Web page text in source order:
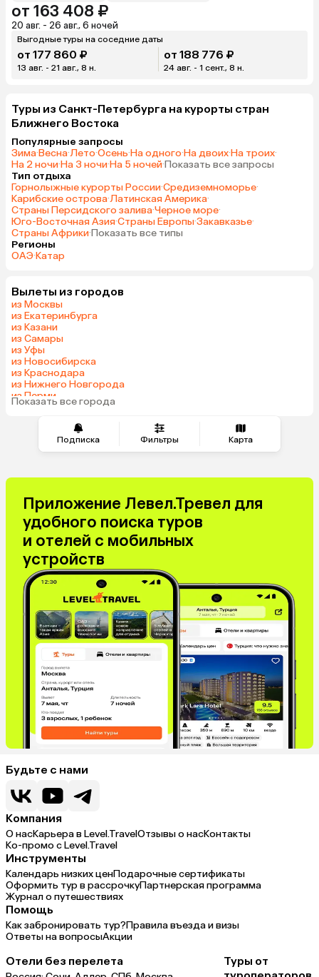
Подписка Фильтры Карта
от 163 408 ₽
20 авг. - 26 авг., 6 ночей
Выгодные туры на соседние даты
от 177 860 ₽
13 авг. - 21 авг., 8 н.
от 188 776 ₽
24 авг. - 1 сент., 8 н.
Туры из Санкт-Петербурга на курорты стран
Ближнего Востока
Популярные запросы
Зима·Весна·Лето·Осень·На одного·На двоих·На троих·
На 2 ночи·На 3 ночи·На 5 ночей·Показать все запросы
Тип отдыха
Горнолыжные курорты России·Средиземноморье·
Карибские острова·Латинская Америка·
Страны Персидского залива·Черное море·
Юго-Восточная Азия·Страны Европы·Закавказье·
Страны Африки·Показать все типы
Регионы
ОАЭ·Катар
Вылеты из городов
из Москвы
из Екатеринбурга
из Казани
из Самары
из Уфы
из Новосибирска
из Краснодара
из Нижнего Новгорода
из Перми
из Сочи
Показать все города
Приложение Левел.Тревел для
удобного поиска туров
и отелей с мобильных
устройств
Будьте с нами
Компания
О насКарьера в Level.TravelОтзывы о насКонтакты
Ко-промо с Level.Travel
Инструменты
Календарь низких ценПодарочные сертификаты
Оформить тур в рассрочкуПартнерская программа
Журнал о путешествиях
Помощь
Как забронировать тур?Правила въезда и визы
Ответы на вопросыАкции
Отели без перелета
Туры от